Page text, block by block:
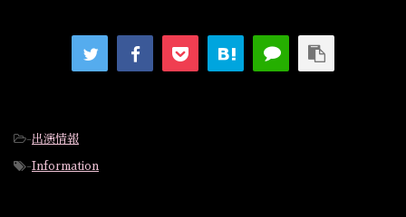
-出演情報
- Information